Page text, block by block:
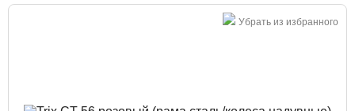
Убрать из избранного